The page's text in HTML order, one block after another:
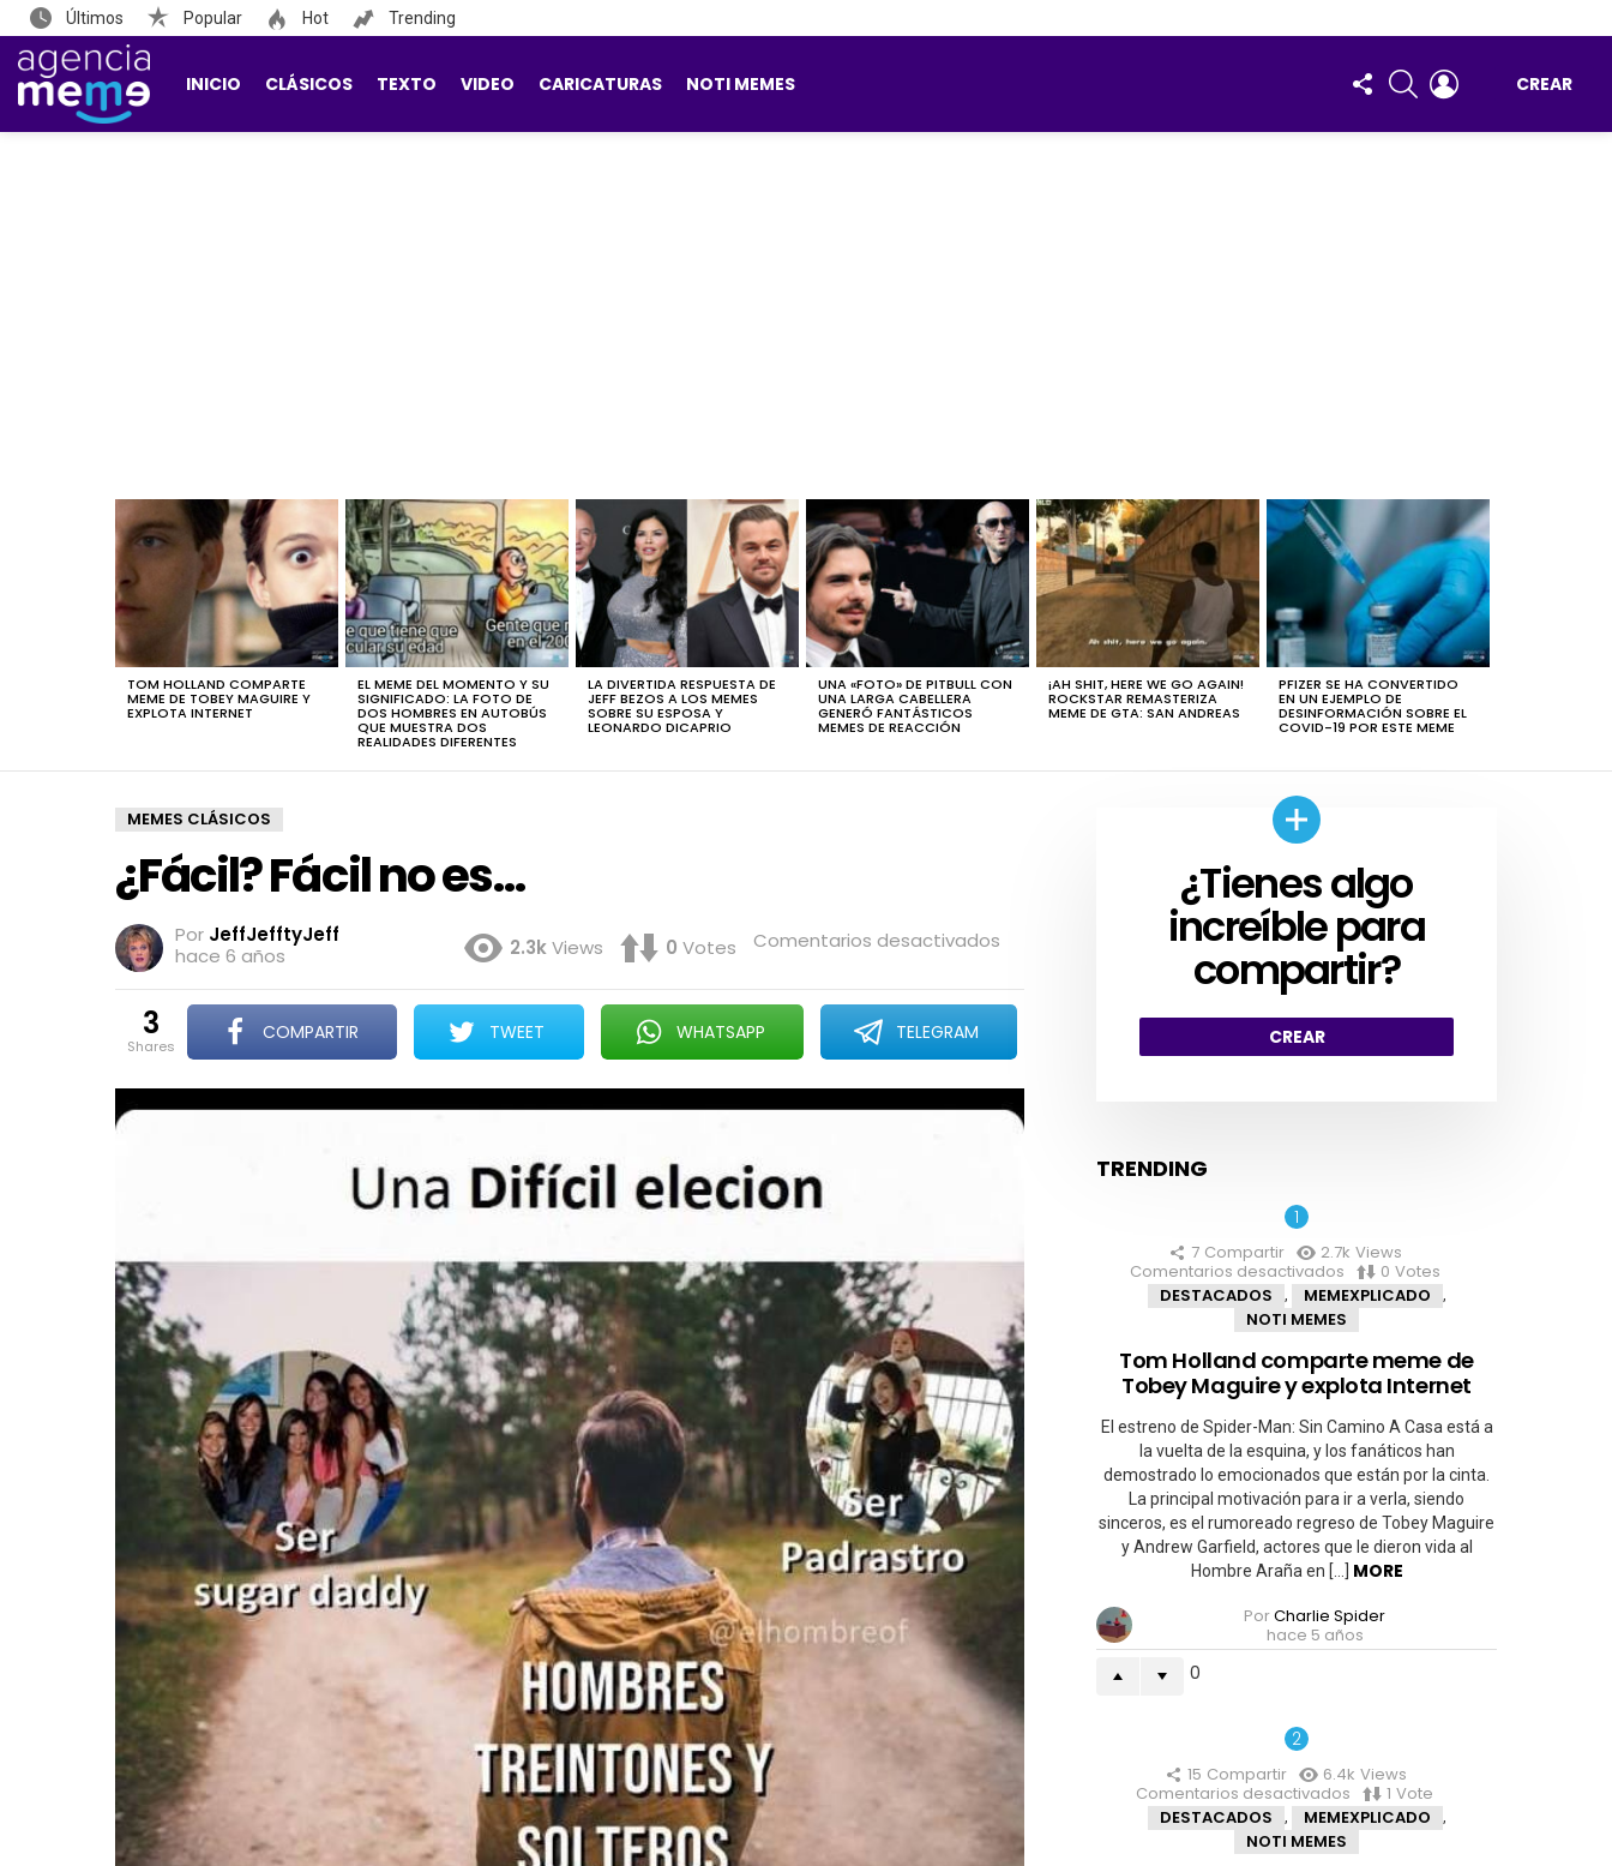
Últimos Popular Hot Trending
INICIO CLÁSICOS TEXTO VIDEO CARICATURAS NOTI MEMES
FOLLOW
US
BUSCAR
CREAR
STORIES
TOM HOLLAND COMPARTE
MEME DE TOBEY MAGUIRE Y
EXPLOTA INTERNET
EL MEME DEL MOMENTO Y SU
SIGNIFICADO: LA FOTO DE
DOS HOMBRES EN AUTOBÚS
QUE MUESTRA DOS
REALIDADES DIFERENTES
LA DIVERTIDA RESPUESTA DE
JEFF BEZOS A LOS MEMES
SOBRE SU ESPOSA Y
LEONARDO DICAPRIO
UNA «FOTO» DE PITBULL CON
UNA LARGA CABELLERA
GENERÓ FANTÁSTICOS
MEMES DE REACCIÓN
¡AH SHIT, HERE WE GO AGAIN!
ROCKSTAR REMASTERIZA
MEME DE GTA: SAN ANDREAS
PFIZER SE HA CONVERTIDO
EN UN EJEMPLO DE
DESINFORMACIÓN SOBRE EL
COVID-19 POR ESTE MEME
MEMES CLÁSICOS
¿Fácil? Fácil no es…
Por JeffJefftyJeff
hace 6 años
2.3kViews 0 Votes Comentarios desactivados
no
3
shares
COMPARTIR TWEET WHATSAPP TELEGRAM
CREAR¿Tienes algo
increíble para
compartir?
CREAR
TRENDING
7 Compartir 2.7k Views
Comentarios desactivados en
Tom
Holland
comparte
de
Tobey
y
explota
Internet
0 Votes
DESTACADOS
, MEMEXPLICADO ,
NOTI MEMES
Tom Holland comparte meme de
Tobey Maguire y explota Internet
El estreno de Spider-Man: Sin Camino A Casa está a
la vuelta de la esquina, y los fanáticos han
demostrado lo emocionados que están por la cinta.
La principal motivación para ir a verla, siendo
sinceros, es el rumoreado regreso de Tobey Maguire
y Andrew Garfield, actores que le dieron vida al
Hombre Araña en […] MORE
PorCharlie Spider
hace 5 años
0
15 Compartir 6.4k Views
Comentarios desactivados en
El
meme
del
1 Vote
DESTACADOS
, MEMEXPLICADO ,
NOTI MEMES